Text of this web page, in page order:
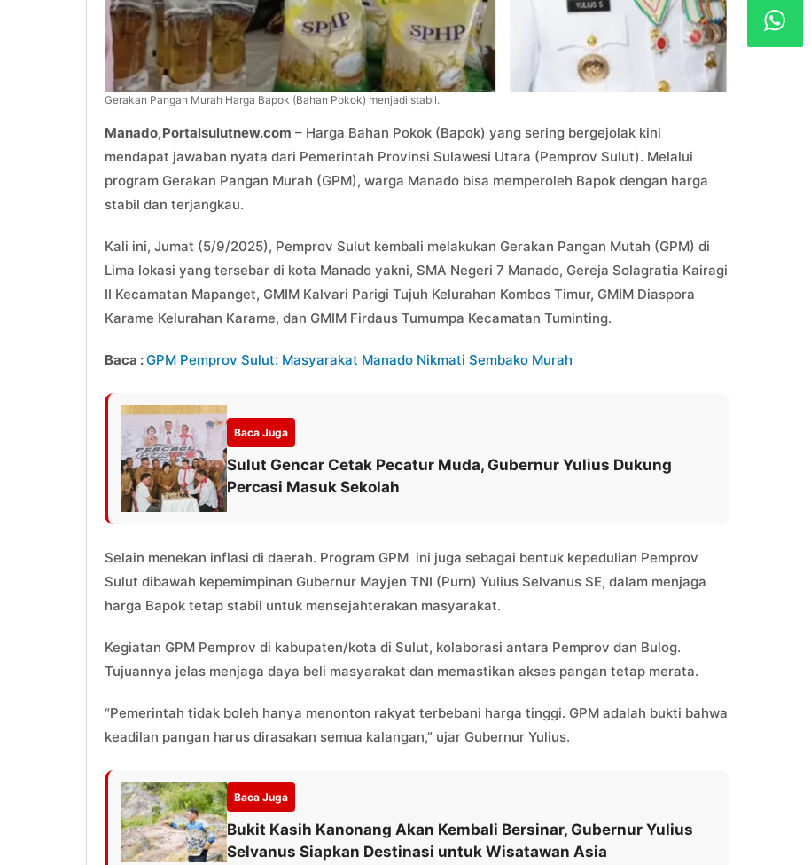
Gerakan Pangan Murah Harga Bapok (Bahan Pokok) menjadi stabil.
Manado,Portalsulutnew.com – Harga Bahan Pokok (Bapok) yang sering bergejolak kini
mendapat jawaban nyata dari Pemerintah Provinsi Sulawesi Utara (Pemprov Sulut). Melalui
program Gerakan Pangan Murah (GPM), warga Manado bisa memperoleh Bapok dengan harga
stabil dan terjangkau.
Kali ini, Jumat (5/9/2025), Pemprov Sulut kembali melakukan Gerakan Pangan Mutah (GPM) di
Lima lokasi yang tersebar di kota Manado yakni, SMA Negeri 7 Manado, Gereja Solagratia Kairagi
II Kecamatan Mapanget, GMIM Kalvari Parigi Tujuh Kelurahan Kombos Timur, GMIM Diaspora
Karame Kelurahan Karame, dan GMIM Firdaus Tumumpa Kecamatan Tuminting.
Baca :GPM Pemprov Sulut: Masyarakat Manado Nikmati Sembako Murah
Baca Juga
Sulut Gencar Cetak Pecatur Muda, Gubernur Yulius Dukung
Percasi Masuk Sekolah
Selain menekan inflasi di daerah. Program GPM ini juga sebagai bentuk kepedulian Pemprov
Sulut dibawah kepemimpinan Gubernur Mayjen TNI (Purn) Yulius Selvanus SE, dalam menjaga
harga Bapok tetap stabil untuk mensejahterakan masyarakat.
Kegiatan GPM Pemprov di kabupaten/kota di Sulut, kolaborasi antara Pemprov dan Bulog.
Tujuannya jelas menjaga daya beli masyarakat dan memastikan akses pangan tetap merata.
“Pemerintah tidak boleh hanya menonton rakyat terbebani harga tinggi. GPM adalah bukti bahwa
keadilan pangan harus dirasakan semua kalangan,” ujar Gubernur Yulius.
Baca Juga
Bukit Kasih Kanonang Akan Kembali Bersinar, Gubernur Yulius
Selvanus Siapkan Destinasi untuk Wisatawan Asia